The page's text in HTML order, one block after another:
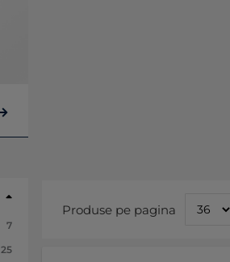
Produse pe pagina
7
articole
25
articole